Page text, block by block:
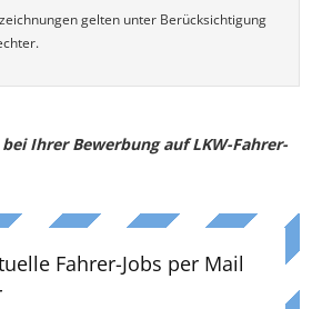
gelten unter Berücksichtigung
Ihrer Bewerbung auf LKW-Fahrer-
Fahrer-Jobs per Mail